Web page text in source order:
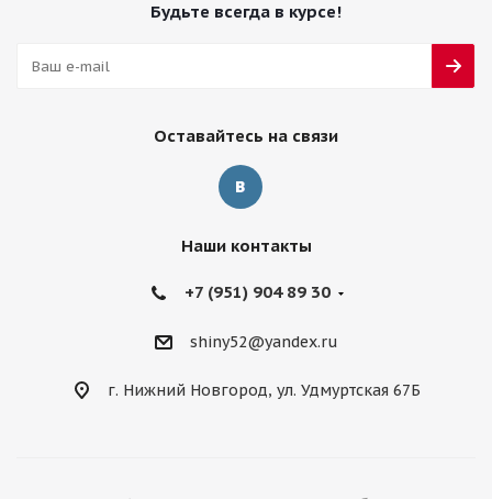
Будьте всегда в курсе!
Оставайтесь на связи
Наши контакты
+7 (951) 904 89 30
shiny52@yandex.ru
г. Нижний Новгород, ул. Удмуртская 67Б